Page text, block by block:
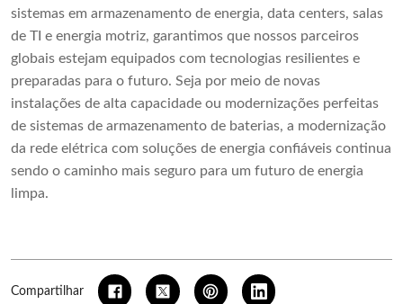
sistemas em armazenamento de energia, data centers, salas
de TI e energia motriz, garantimos que nossos parceiros
globais estejam equipados com tecnologias resilientes e
preparadas para o futuro. Seja por meio de novas
instalações de alta capacidade ou modernizações perfeitas
de sistemas de armazenamento de baterias, a modernização
da rede elétrica com soluções de energia confiáveis ​​continua
sendo o caminho mais seguro para um futuro de energia
limpa.
Compartilhar